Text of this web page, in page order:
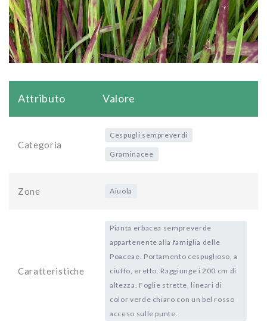
Attributo Valore
Categoria
Cespugli sempreverdi
Graminacee
Zone Aiuola
Caratteristiche
Pianta erbacea sempreverde
appartenente alla famiglia delle
Poaceae. Portamento cespuglioso, a
ciuffo, eretto. Raggiunge i 200 cm di
altezza. Foglie strette, lineari di
color verde chiaro con un bel rosso
acceso sulle punte.